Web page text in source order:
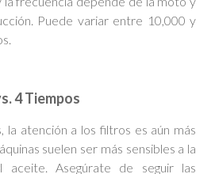
Puede variar entre 10,000 y
4 Tiempos
la atención a los filtros es aún más
suelen ser más sensibles a la
Asegúrate de seguir las